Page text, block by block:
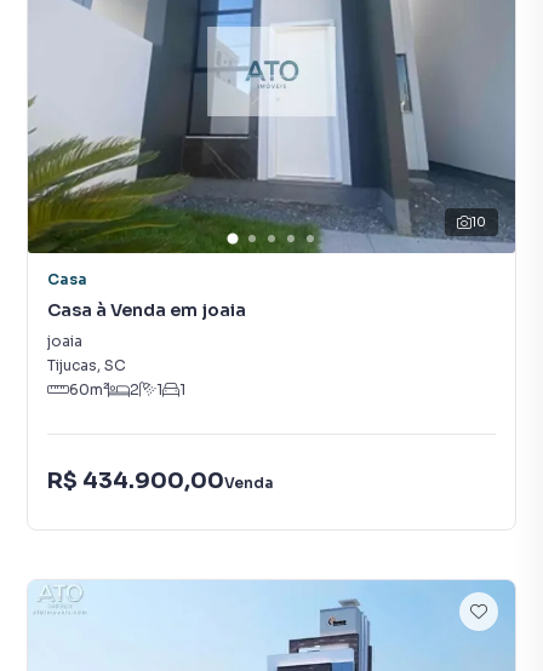
10
Casa
Casa à Venda em joaia
joaia
Tijucas, SC
60m² 2 1 1
R$ 434.900,00Venda